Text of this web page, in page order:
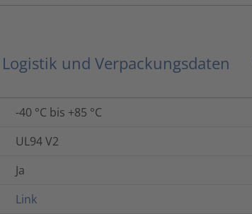
Logistik und Verpackungsdaten
-40 °C bis +85 °C
UL94 V2
Ja
Link